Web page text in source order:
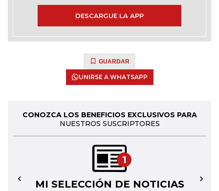
DESCARGUE LA APP
GUARDAR
UNIRSE A WHATSAPP
CONOZCA LOS BENEFICIOS EXCLUSIVOS PARA
NUESTROS SUSCRIPTORES
1
MI SELECCIÓN DE NOTICIAS
← →